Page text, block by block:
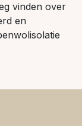
vinden over
en